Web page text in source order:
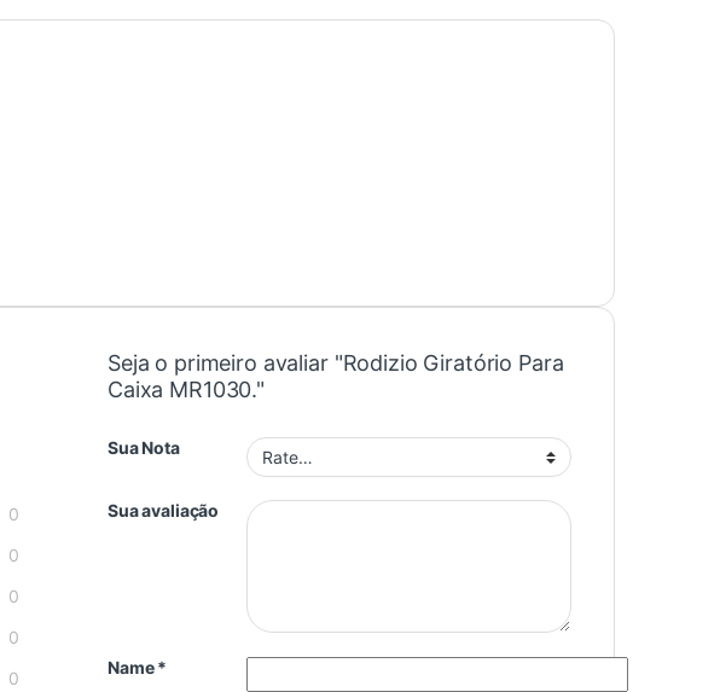
0
0
0
0
0
Seja o primeiro avaliar "Rodizio Giratório Para
Caixa MR1030."
Sua Nota
Sua avaliação
Name*